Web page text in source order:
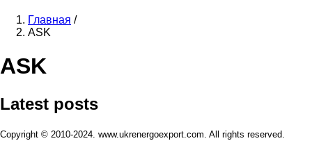
Главная /
ASK
ASK
Latest posts
Copyright © 2010-2024. www.ukrenergoexport.com. All rights reserved.